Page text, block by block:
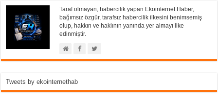
Taraf olmayan, habercilik yapan Ekointernet Haber,
bağımsız özgür, tarafsız habercilik ilkesini benimsemiş
olup, hakkın ve haklının yanında yer almayı ilke
edinmiştir.
Tweets by ekointernethab